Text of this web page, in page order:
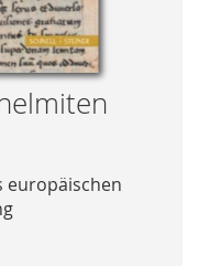
europäischen